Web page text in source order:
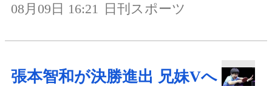
08月09日 16:21 日刊スポーツ
張本智和が決勝進出 兄妹Vへ